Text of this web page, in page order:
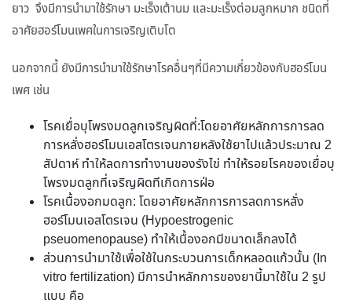
ยาว จึงมีการนำมาใช้รักษา มะเร็งเต้านม และมะเร็งต่อมลูกหมาก ชนิดที่
อาศัยฮอร์โมนเพศในการเจริญเติบโต
นอกจากนี้ ยังมีการนำมาใช้รักษาโรคอื่นๆที่มีความเกี่ยวข้องกับฮอร์โมน
เพศ เช่น
โรคเยื่อบุโพรงมดลูกเจริญผิดที่:โดยอาศัยหลักการการลด
การหลั่งฮอร์โมนเอสโตรเจนภายหลังใช้ยาไปแล้วประมาณ 2
สัปดาห์ ทำให้ลดการทำงานของรังไข่ ทำให้รอยโรคของเยื่อบุ
โพรงมดลูกที่เจริญผิดทีเกิดการฝ่อ
โรคเนื้องอกมดลูก: โดยอาศัยหลักการการลดการหลั่ง
ฮอร์โมนเอสโตรเจน (Hypoestrogenic
pseuomenopause) ทำให้เนื้องอกมีขนาดเล็กลงได้
ส่วนการนำมาใช้เพื่อใช้ในกระบวนการเด็กหลอดแก้วนั้น (In
vitro fertilization) มีการนำหลักการของยานี้มาใช้ใน 2 รูป
แบบ คือ